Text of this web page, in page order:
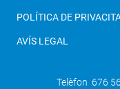
POLÍTICA DE
AVÍS LEGAL
Telèfon 676